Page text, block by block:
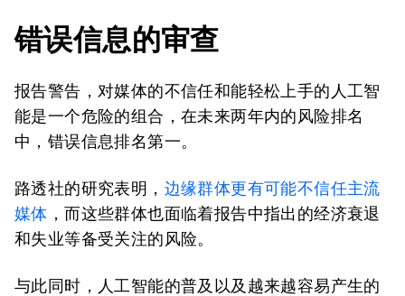
错误信息的审查
报告警告，对媒体的不信任和能轻松上手的人工智
能是一个危险的组合，在未来两年内的风险排名
中，错误信息排名第一。
路透社的研究表明， 边缘群体更有可能不信任主流
媒体 ，而这些群体也面临着报告中指出的经济衰退
和失业等备受关注的风险。
与此同时，人工智能的普及以及越来越容易产生的